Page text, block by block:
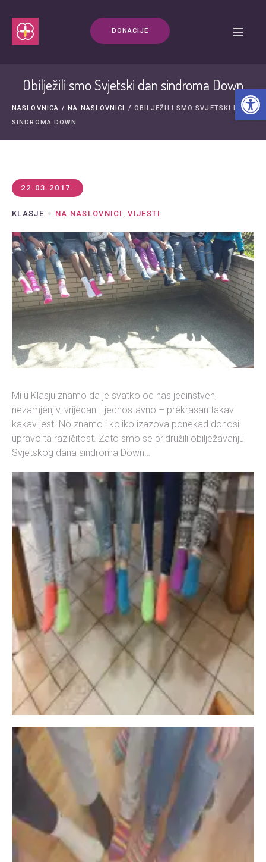
DONACIJE
Obilježili smo Svjetski dan sindroma Down
NASLOVNICA / NA NASLOVNICI / OBILJEŽILI SMO SVJETSKI DAN
SINDROMA DOWN
22.03.2017.
KLASJE NA NASLOVNICI ,VIJESTI
Mi u Klasju znamo da je svatko od nas jedinstven,
nezamjenjiv, vrijedan… jednostavno – prekrasan takav
kakav jest. No znamo i koliko izazova ponekad donosi
upravo ta različitost. Zato smo se pridružili obilježavanju
Svjetskog dana sindroma Down…